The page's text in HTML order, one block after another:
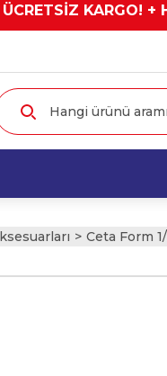
KARGO!
Ceta Form